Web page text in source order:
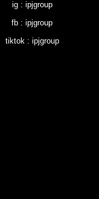
ig : ipjgroup
fb : ipjgroup
tiktok : ipjgroup